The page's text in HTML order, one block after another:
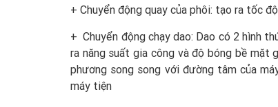
+ Chuyển động quay của phôi: tạo ra
+ Chuyển động chạy dao: Dao có 2 hình
ra năng suất gia công và độ bóng bề mặt
phương song song với đường tâm của
máy tiện